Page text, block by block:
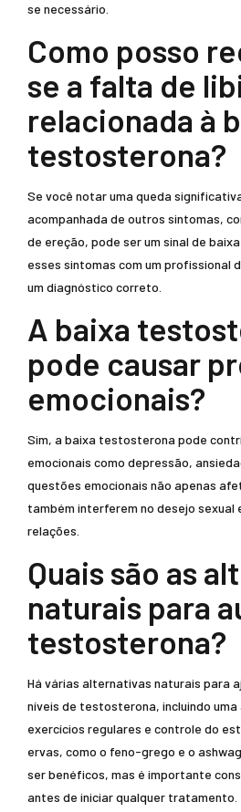
se necessário.
Como posso
se a falta de
relacionada à
testosterona?
Se você notar uma queda
acompanhada de outros sintomas,
de ereção, pode ser um sinal de
esses sintomas com um profissional
um diagnóstico correto.
A baixa
pode causar
emocionais?
Sim, a baixa testosterona pode
emocionais como depressão,
questões emocionais não apenas
também interferem no desejo sexual
relações.
Quais são as
naturais para
testosterona?
Há várias alternativas naturais para
níveis de testosterona, incluindo
exercícios regulares e controle do
ervas, como o feno-grego e o
ser benéficos, mas é importante
antes de iniciar qualquer tratamento.